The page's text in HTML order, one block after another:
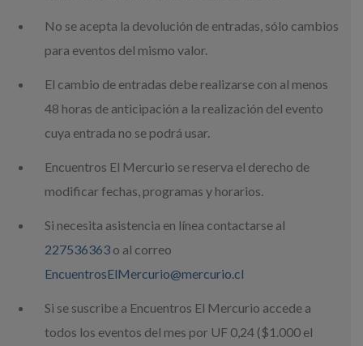
No se acepta la devolución de entradas, sólo cambios
para eventos del mismo valor.
El cambio de entradas debe realizarse con al menos
48 horas de anticipación a la realización del evento
cuya entrada no se podrá usar.
Encuentros El Mercurio se reserva el derecho de
modificar fechas, programas y horarios.
Si necesita asistencia en línea contactarse al
227536363 o al correo
EncuentrosElMercurio@mercurio.cl
Si se suscribe a Encuentros El Mercurio accede a
todos los eventos del mes por UF 0,24 ($1.000 el